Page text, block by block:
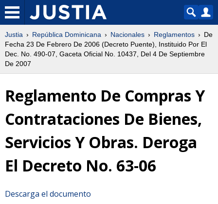
Justia República Dominicana Nacionales Reglamentos
De
Fecha 23 De Febrero De 2006 (Decreto Puente), Instituido Por El
Dec. No. 490-07, Gaceta Oficial No. 10437, Del 4 De Septiembre
De 2007
Reglamento De Compras Y
Contrataciones De Bienes,
Servicios Y Obras. Deroga
El Decreto No. 63-06
Descarga el documento